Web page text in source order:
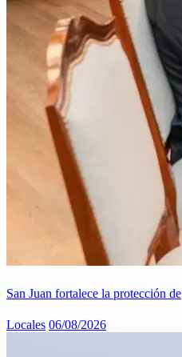
San Juan fortalece la protección de
Locales 06/08/2026